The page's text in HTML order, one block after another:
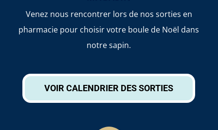
Venez nous rencontrer lors de nos sorties en
pharmacie pour choisir votre boule de Noël dans
notre sapin.
VOIR CALENDRIER DES SORTIES